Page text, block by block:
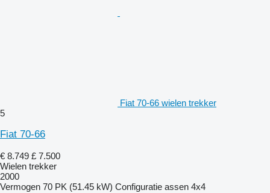
Fiat 70-66 wielen trekker
5
Fiat 70-66
€ 8.749 £ 7.500
Wielen trekker
2000
Vermogen 70 PK (51.45 kW) Configuratie assen 4x4